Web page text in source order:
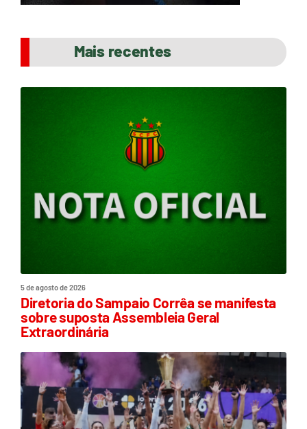
Mais recentes
5 de agosto de 2026
Diretoria do Sampaio Corrêa se manifesta
sobre suposta Assembleia Geral
Extraordinária